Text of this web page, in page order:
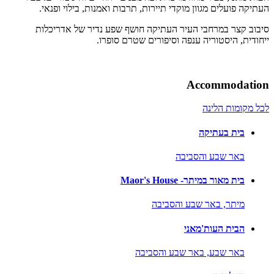
העתיקה פועלים מגוון מוקדי תיירות, תרבות ואמנות, בילוי ופנאי.
סיבוב קצר במרחבי העיר העתיקה חושף שפע נדיר של אדריכלות
ייחודית, היסטוריה ענפה וסיפורים שטרם סופרו.
Accommodation
לכל מקומות הלינה
בית בעתיקה
באר שבע והסביבה
בית מאור במיתר- Maor's House
מיתר, באר שבע והסביבה
הבית העות'מאני
באר שבע, באר שבע והסביבה